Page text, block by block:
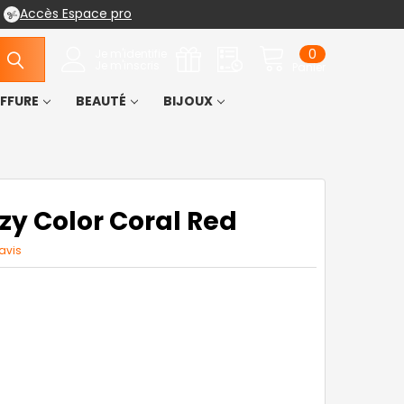
Accès Espace pro
Panier
0
BEAUTÉ
BIJOUX
Color Coral Red